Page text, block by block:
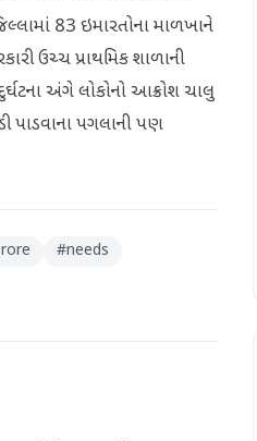
83 ઇમારતોના માળખાને
ઉચ્ચ પ્રાથમિક શાળાની
અંગે લોકોનો આક્રોશ ચાલુ
પાડવાના પગલાની પણ
#needs